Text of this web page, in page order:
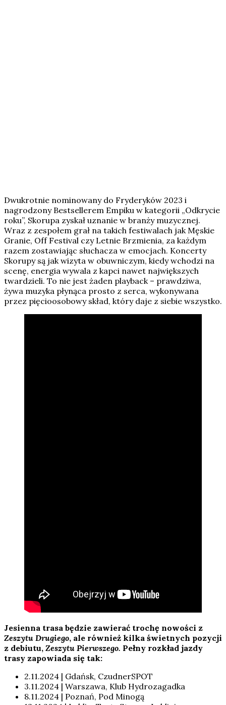
Dwukrotnie nominowany do Fryderyków 2023 i
nagrodzony Bestsellerem Empiku w kategorii „Odkrycie
roku”, Skorupa zyskał uznanie w branży muzycznej.
Wraz z zespołem grał na takich festiwalach jak Męskie
Granie, Off Festival czy Letnie Brzmienia, za każdym
razem zostawiając słuchacza w emocjach. Koncerty
Skorupy są jak wizyta w obuwniczym, kiedy wchodzi na
scenę, energia wywala z kapci nawet największych
twardzieli. To nie jest żaden playback – prawdziwa,
żywa muzyka płynąca prosto z serca, wykonywana
przez pięcioosobowy skład, który daje z siebie wszystko.
Jesienna trasa będzie zawierać trochę nowości z
Zeszytu Drugiego, ale również kilka świetnych pozycji
z debiutu, Zeszytu Pierwszego. Pełny rozkład jazdy
trasy zapowiada się tak:
2.11.2024 | Gdańsk, CzudnerSPOT
3.11.2024 | Warszawa, Klub Hydrozagadka
8.11.2024 | Poznań, Pod Minogą